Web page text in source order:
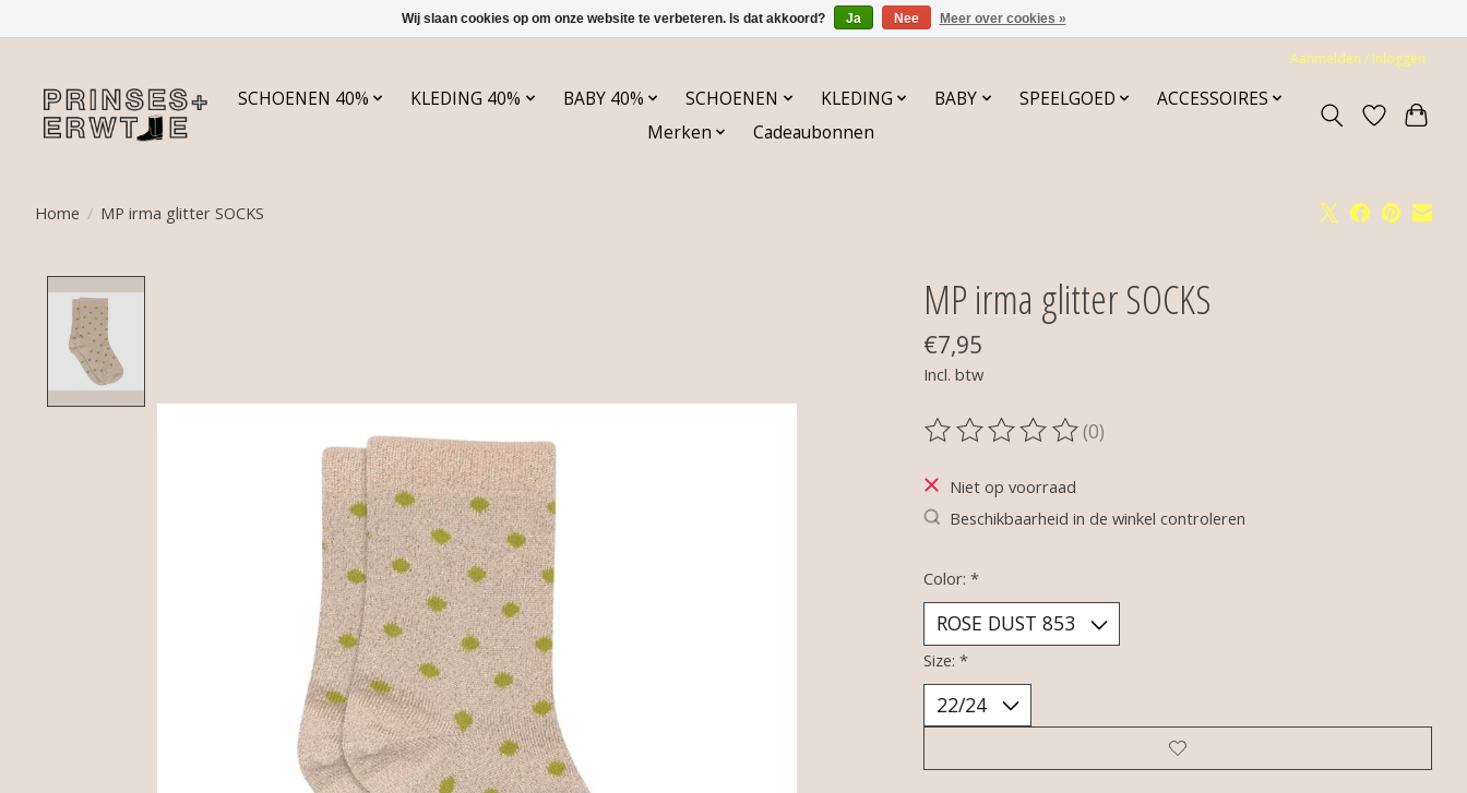
Aanmelden / Inloggen
SCHOENEN 40% KLEDING 40% BABY 40% SCHOENEN KLEDING BABY SPEELGOED
ACCESSOIRES
Merken
Cadeaubonnen
Home / MP irma glitter SOCKS
MP irma glitter SOCKS
€7,95
Incl. btw
De beoordeling van dit product is
(0)
Niet op voorraad
Beschikbaarheid in de winkel controleren
Color: *
Size: *
Wij slaan cookies op om onze website te verbeteren. Is dat akkoord? Ja Nee Meer over cookies »